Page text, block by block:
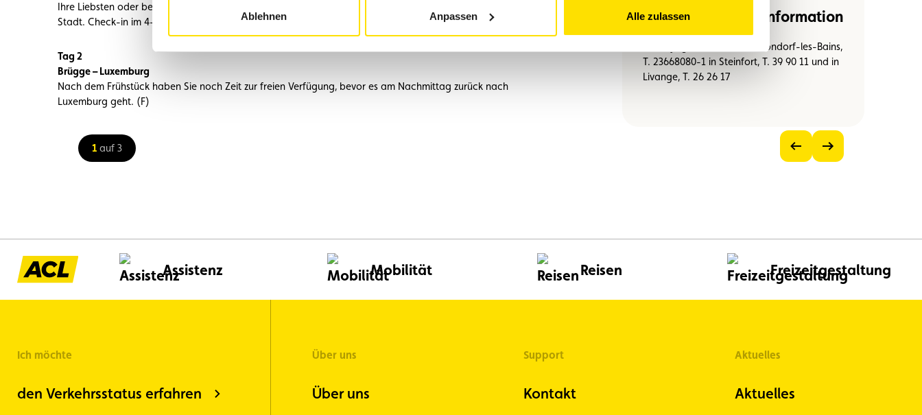
Ablehnen Anpassen Alle zulassen
Ihre Liebsten oder besuchen Sie das bekannte Schokomuseum „Choco-Story“ unmittelbar im Herzen der
Stadt. Check-in im 4-Sterne Hotel Novotel Brugge Centrum.
Tag 2
Brügge – Luxemburg
Nach dem Frühstück haben Sie noch Zeit zur freien Verfügung, bevor es am Nachmittag zurück nach
Luxemburg geht. (F)
Reservierung und Information
Bei Voyages Vandivinit in Mondorf-les-Bains,
T. 23668080-1 in Steinfort, T. 39 90 11 und in
Livange, T. 26 26 17
1 auf 3
Vorheriges
Assistenz Mobilität Reisen Freizeitgestaltung
Ich möchte
den Verkehrsstatus erfahren
Über uns
Über uns
Support
Kontakt
Aktuelles
Aktuelles